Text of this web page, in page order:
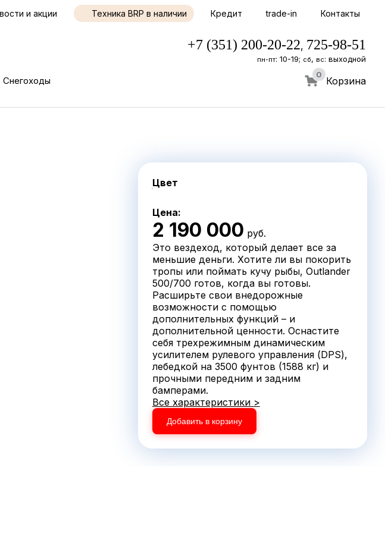
и акции Техника BRP в наличии Кредит trade-in Контакты
Снегоходы
+7 (351) 200-20-22, 725-98-51
пн-пт: 10-19; сб, вс: выходной
Корзина
0
Цвет
✔
Цена:
2 190 000 руб.
Это вездеход, который делает все за
меньшие деньги. Хотите ли вы покорить
тропы или поймать кучу рыбы, Outlander
500/700 готов, когда вы готовы.
Расширьте свои внедорожные
возможности с помощью
дополнительных функций – и
дополнительной ценности. Оснастите
себя трехрежимным динамическим
усилителем рулевого управления (DPS),
лебедкой на 3500 фунтов (1588 кг) и
прочными передним и задним
бамперами.
Все характеристики >
Добавить в корзину